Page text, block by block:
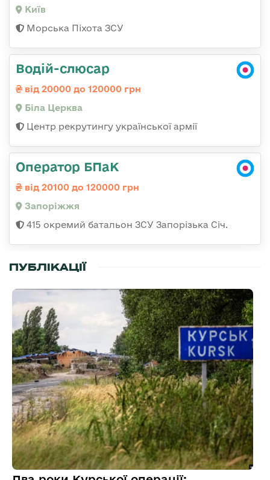
Київ
Морська Піхота ЗСУ
Водій-слюсар
від 20000 до 120000 грн
Біла Церква
Центр рекрутингу української армії
Оператор БПаК
від 20100 до 120000 грн
Запоріжжя
415 окремий батальон ЗСУ Запорізька Січ.
ПУБЛІКАЦІЇ